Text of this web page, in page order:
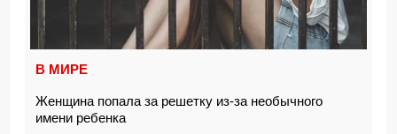
В МИРЕ
Женщина попала за решетку из-за необычного
имени ребенка